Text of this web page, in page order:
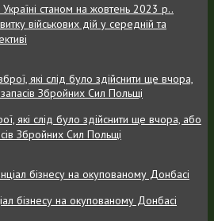
станом на жовтень 2023 р..
військових дій у середній та
які слід було здійснити ще вчора, або
Збройних Cил Польщі
бізнесу на окупованому Донбасі